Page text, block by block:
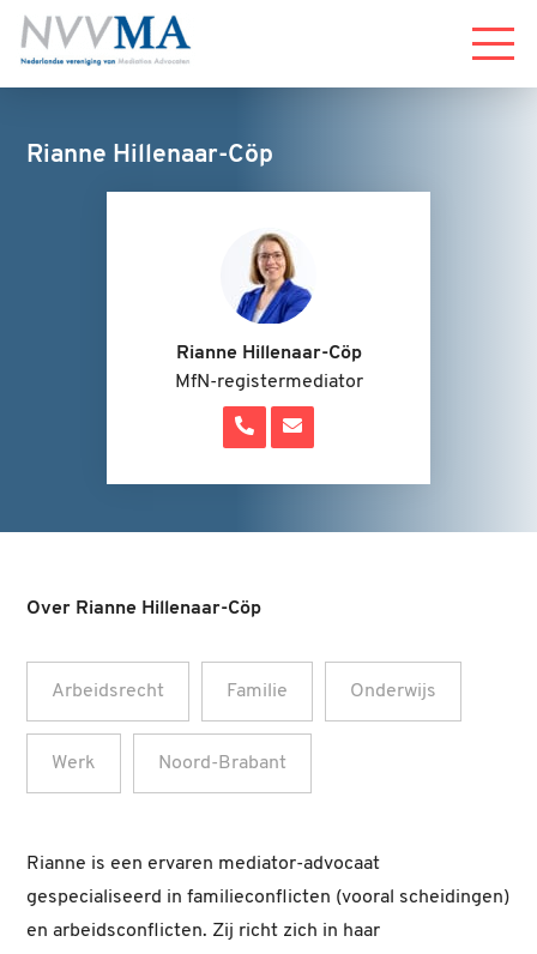
Menu
Rianne Hillenaar-Cöp
Rianne Hillenaar-Cöp
MfN-registermediator
Over Rianne Hillenaar-Cöp
Arbeidsrecht Familie Onderwijs
Werk Noord-Brabant
Rianne is een ervaren mediator-advocaat
gespecialiseerd in familieconflicten (vooral scheidingen)
en arbeidsconflicten. Zij richt zich in haar